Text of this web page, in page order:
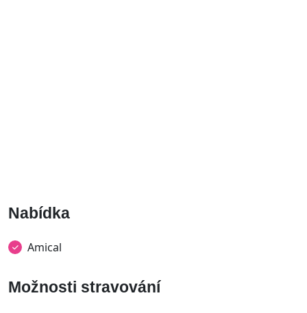
Nabídka
Amical
Možnosti stravování